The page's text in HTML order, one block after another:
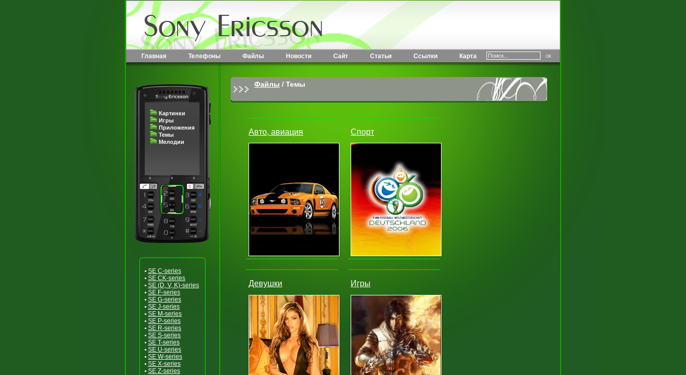
Главная Телефоны Файлы Новости Сайт Статьи Ссылки Карта
Картинки
Игры
Приложения
Темы
Мелодии
• SE C-series
• SE CK-series
• SE (D, V, K)-series
• SE F-series
• SE G-series
• SE J-series
• SE M-series
• SE P-series
• SE R-series
• SE S-series
• SE T-series
• SE U-series
• SE W-series
• SE X-series
• SE Z-series
Файлы / Темы
Авто, авиация Спорт
Девушки Игры